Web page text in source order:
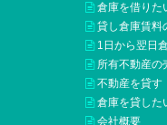
倉庫を借りた
貸し倉庫賃料
1日から翌日
所有不動産の
不動産を貸す
倉庫を貸した
会社概要